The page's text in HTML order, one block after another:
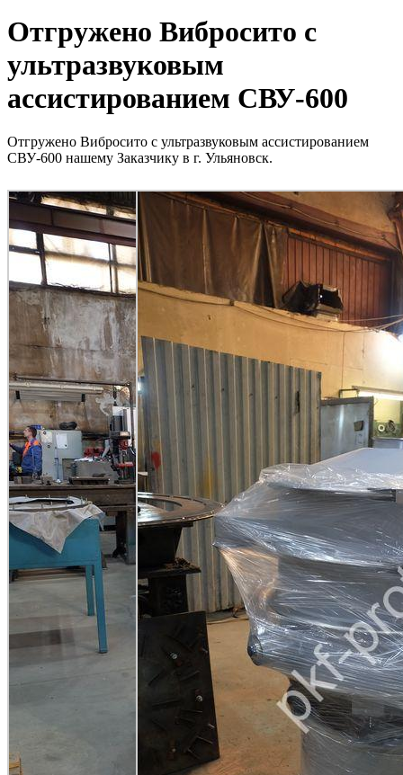
Отгружено Вибросито с
ультразвуковым
ассистированием СВУ-600
Отгружено Вибросито с ультразвуковым ассистированием
СВУ-600 нашему Заказчику в г. Ульяновск.